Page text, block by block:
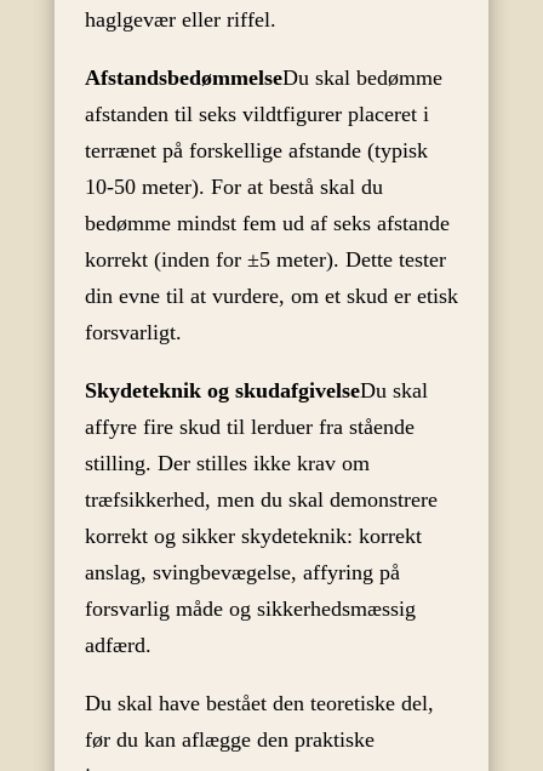
haglgevær eller riffel.
AfstandsbedømmelseDu skal bedømme
afstanden til seks vildtfigurer placeret i
terrænet på forskellige afstande (typisk
10-50 meter). For at bestå skal du
bedømme mindst fem ud af seks afstande
korrekt (inden for ±5 meter). Dette tester
din evne til at vurdere, om et skud er etisk
forsvarligt.
Skydeteknik og skudafgivelseDu skal
affyre fire skud til lerduer fra stående
stilling. Der stilles ikke krav om
træfsikkerhed, men du skal demonstrere
korrekt og sikker skydeteknik: korrekt
anslag, svingbevægelse, affyring på
forsvarlig måde og sikkerhedsmæssig
adfærd.
Du skal have bestået den teoretiske del,
før du kan aflægge den praktiske